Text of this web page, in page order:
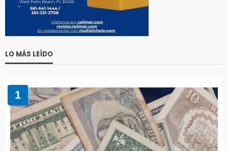
LO MÁS LEÍDO
1